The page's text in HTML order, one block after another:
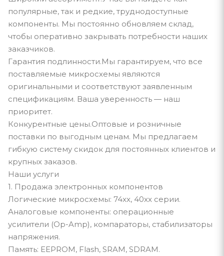
популярные, так и редкие, труднодоступные
компоненты. Мы постоянно обновляем склад,
чтобы оперативно закрывать потребности наших
заказчиков.
Гарантия подлинности.Мы гарантируем, что все
поставляемые микросхемы являются
оригинальными и соответствуют заявленным
спецификациям. Ваша уверенность — наш
приоритет.
Конкурентные цены.Оптовые и розничные
поставки по выгодным ценам. Мы предлагаем
гибкую систему скидок для постоянных клиентов и
крупных заказов.
Наши услуги
1. Продажа электронных компонентов
Логические микросхемы: 74xx, 40xx серии.
Аналоговые компоненты: операционные
усилители (Op-Amp), компараторы, стабилизаторы
напряжения.
Память: EEPROM, Flash, SRAM, SDRAM.